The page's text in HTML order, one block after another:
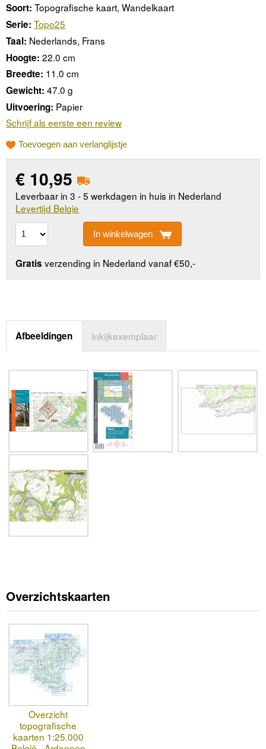
Soort: Topografische kaart, Wandelkaart
Serie: Topo25
Taal: Nederlands, Frans
Hoogte: 22.0 cm
Breedte: 11.0 cm
Gewicht: 47.0 g
Uitvoering: Papier
Schrijf als eerste een review
Toevoegen aan verlanglijstje
€ 10,95
Leverbaar in 3 - 5 werkdagen in huis in Nederland
Levertijd Belgie
In winkelwagen
Gratis verzending in Nederland vanaf €50,-
Afbeeldingen Inkijkexemplaar
Overzichtskaarten
Overzicht
topografische
kaarten 1:25.000